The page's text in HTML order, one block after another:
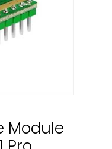
Module